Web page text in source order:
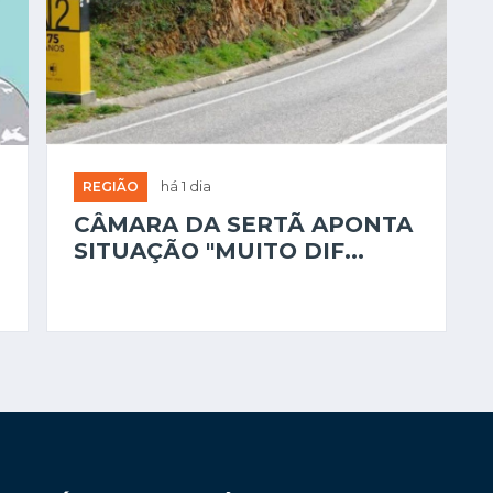
REGIÃO há 1 dia
CÂMARA DA SERTÃ APONTA
SITUAÇÃO "MUITO DIF...